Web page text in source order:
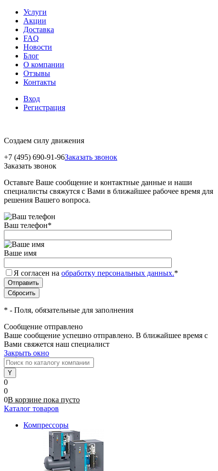
Услуги
Акции
Доставка
FAQ
Новости
Блог
О компании
Отзывы
Контакты
Вход
Регистрация
Создаем силу движения
+7 (495) 690-91-96Заказать звонок
Заказать звонок
Оставьте Ваше сообщение и контактные данные и наши
специалисты свяжутся с Вами в ближайшее рабочее время для
решения Вашего вопроса.
Ваш телефон*
Ваше имя
Я согласен на обработку персональных данных.*
* - Поля, обязательные для заполнения
Сообщение отправлено
Ваше сообщение успешно отправлено. В ближайшее время с
Вами свяжется наш специалист
Закрыть окно
0
0
0В корзине пока пусто
Каталог товаров
Компрессоры